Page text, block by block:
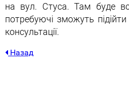
на вул. Стуса. Там буде
потребуючі зможуть
консультації.
Назад